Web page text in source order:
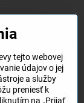
tejto webovej
údajov o jej
a služby
preniesť k
na „Prijať